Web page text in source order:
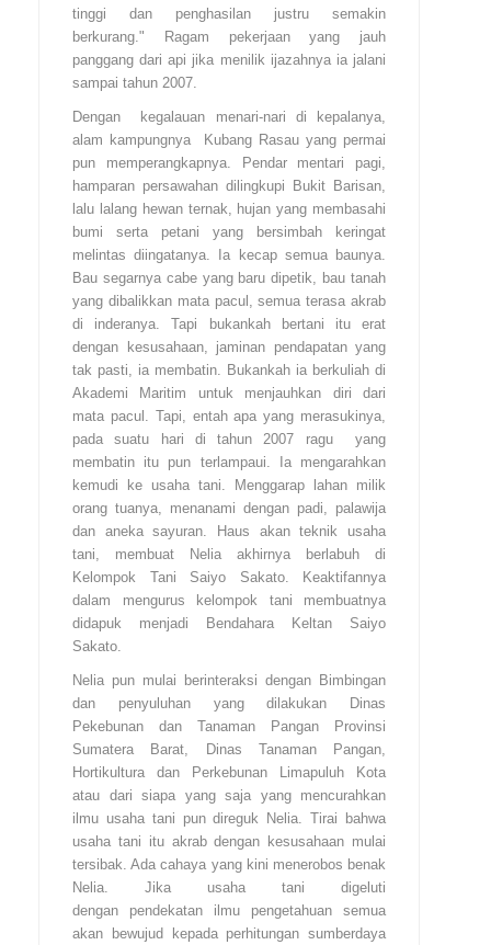
tinggi dan penghasilan justru semakin
berkurang." Ragam pekerjaan yang jauh
panggang dari api jika menilik ijazahnya ia jalani
sampai tahun 2007.
Dengan kegalauan menari-nari di kepalanya,
alam kampungnya Kubang Rasau yang permai
pun memperangkapnya. Pendar mentari pagi,
hamparan persawahan dilingkupi Bukit Barisan,
lalu lalang hewan ternak, hujan yang membasahi
bumi serta petani yang bersimbah keringat
melintas diingatanya. Ia kecap semua baunya.
Bau segarnya cabe yang baru dipetik, bau tanah
yang dibalikkan mata pacul, semua terasa akrab
di inderanya. Tapi bukankah bertani itu erat
dengan kesusahaan, jaminan pendapatan yang
tak pasti, ia membatin. Bukankah ia berkuliah di
Akademi Maritim untuk menjauhkan diri dari
mata pacul. Tapi, entah apa yang merasukinya,
pada suatu hari di tahun 2007 ragu yang
membatin itu pun terlampaui. Ia mengarahkan
kemudi ke usaha tani. Menggarap lahan milik
orang tuanya, menanami dengan padi, palawija
dan aneka sayuran. Haus akan teknik usaha
tani, membuat Nelia akhirnya berlabuh di
Kelompok Tani Saiyo Sakato. Keaktifannya
dalam mengurus kelompok tani membuatnya
didapuk menjadi Bendahara Keltan Saiyo
Sakato.
Nelia pun mulai berinteraksi dengan Bimbingan
dan penyuluhan yang dilakukan Dinas
Pekebunan dan Tanaman Pangan Provinsi
Sumatera Barat, Dinas Tanaman Pangan,
Hortikultura dan Perkebunan Limapuluh Kota
atau dari siapa yang saja yang mencurahkan
ilmu usaha tani pun direguk Nelia. Tirai bahwa
usaha tani itu akrab dengan kesusahaan mulai
tersibak. Ada cahaya yang kini menerobos benak
Nelia. Jika usaha tani digeluti
dengan pendekatan ilmu pengetahuan semua
akan bewujud kepada perhitungan sumberdaya